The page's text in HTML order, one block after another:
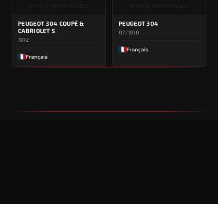
APERÇU INDISPONIBLE
PEUGEOT 304 COUPÉ &
CABRIOLET S
1972
Français
APERÇU INDISPONIBLE
PEUGEOT 304
07/1970
Français